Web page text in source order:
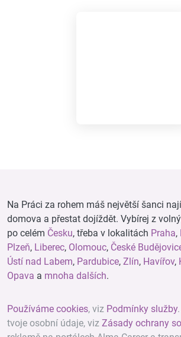
Na Práci za rohem máš největší šanci
domova a přestat dojíždět. Vybírej z
po celém Česku, třeba v lokalitách Praha,
Plzeň, Liberec, Olomouc, České
Ústí nad Labem, Pardubice, Zlín, Havířov,
Opava a mnoha dalších.
Používáme cookies, viz Podmínky služby
tvoje osobní údaje, viz Zásady ochrany